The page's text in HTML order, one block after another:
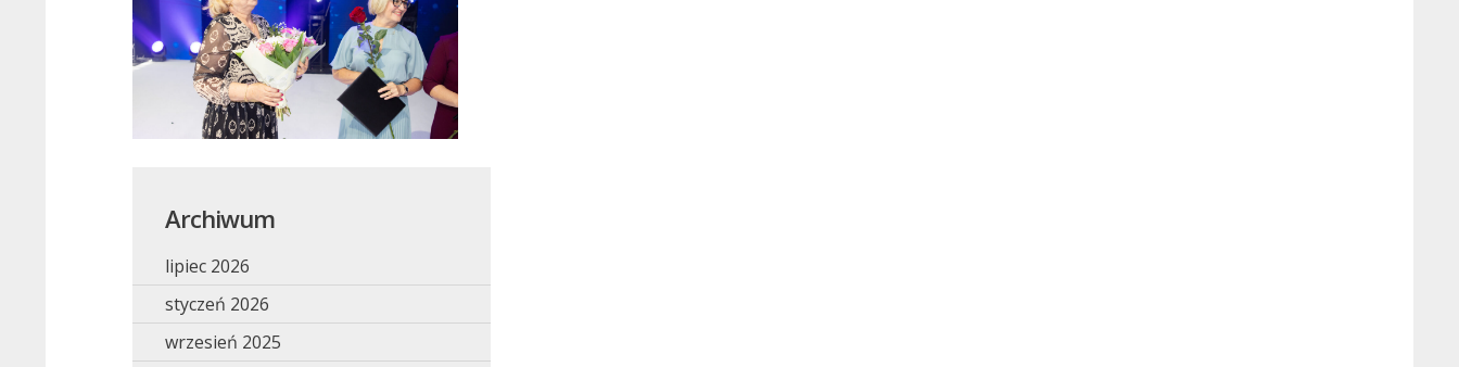
Archiwum
lipiec 2026
styczeń 2026
wrzesień 2025